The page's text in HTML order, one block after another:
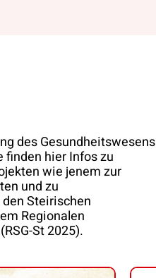
des Gesundheitswesens
finden hier Infos zu
wie jenem zur
und zu
Steirischen
Regionalen
St 2025).